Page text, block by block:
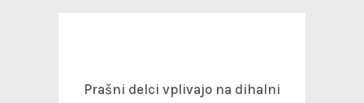
Prašni delci vplivajo na dihalni